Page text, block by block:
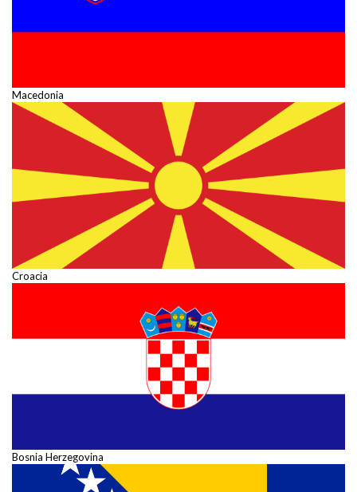
Macedonia
Croacia
Bosnia Herzegovina